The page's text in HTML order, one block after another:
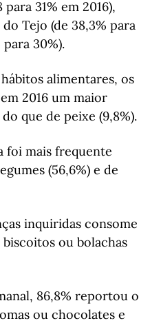
31% em 2016),
Tejo (de 38,3% para
30%).
alimentares, os
2016 um maior
que de peixe (9,8%).
foi mais frequente
(56,6%) e de
inquiridas consome
ou bolachas
86,8% reportou o
ou chocolates e